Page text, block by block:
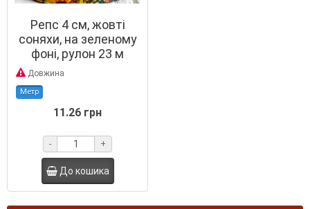
Репс 4 см, жовті
соняхи, на зеленому
фоні, рулон 23 м
Довжина
Метр
11.26 грн
- +
До кошика